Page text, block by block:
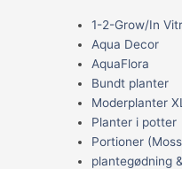
1-2-Grow/In
Aqua Decor
AquaFlora
Bundt planter
Moderplanter
Planter i potter
Portioner
plantegødning